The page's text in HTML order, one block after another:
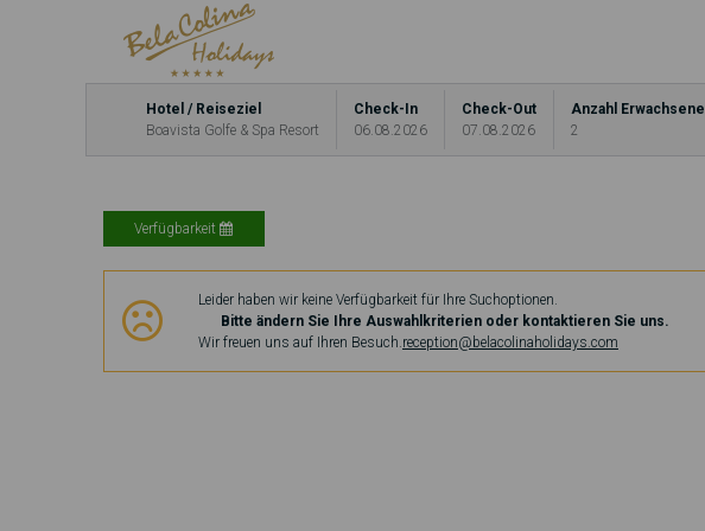
Hotel / Reiseziel
Boavista Golfe & Spa Resort
Check-In
06.08.2026
Check-Out
07.08.2026
Anzahl Erwachsene
2
Verfügbarkeit
Leider haben wir keine Verfügbarkeit für Ihre Suchoptionen.
Bitte ändern Sie Ihre Auswahlkriterien oder kontaktieren Sie uns.
Wir freuen uns auf Ihren Besuch.reception@belacolinaholidays.com